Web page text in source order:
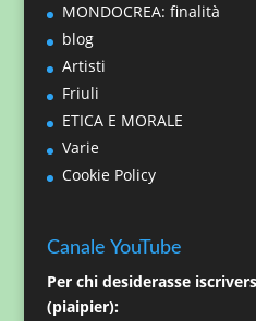
MONDOCREA: finalità
blog
Artisti
Friuli
ETICA E MORALE
Varie
Cookie Policy
Canale YouTube
Per chi desiderasse
(piaipier):